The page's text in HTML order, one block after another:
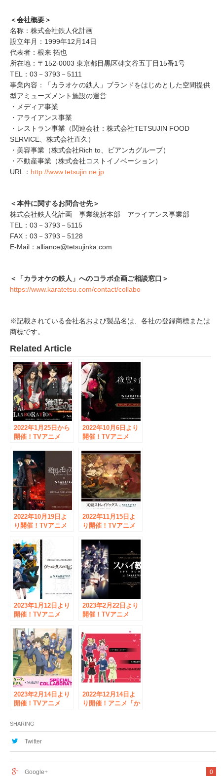
＜会社概要＞
名称：株式会社鉄人化計画
設立年月：1999年12月14日
代表者：根来 拓也
所在地：〒152-0003 東京都目黒区碑文谷五丁目15番1号
TEL：03－3793－5111
事業内容：「カラオケの鉄人」ブランドをはじめとした空間提供
型アミューズメント施設の運営
・メディア事業
・アライアンス事業
・レストラン事業（関連会社：株式会社TETSUJIN FOOD
SERVICE、株式会社直久）
・美容事業（株式会社Rich to、ビアンカグループ）
・不動産事業（株式会社コストイノベーション）
URL： http://www.tetsujin.ne.jp
＜本件に関するお問合せ先＞
株式会社鉄人化計画 事業統括本部 アライアンス事業部
TEL：03－3793－5115
FAX：03－3793－5128
E-Mail：alliance@tetsujinka.com
＜「カラオケの鉄人」へのコラボ企画ご相談窓口＞
https://www.karatetsu.com/contact/collabo
※記載されている会社名および製品名は、各社の登録商標または
商標です。
Related Article
2022年1月25日から
開催！TVアニメ
Final Season Part2
×「カラオケの鉄
人」コラボレーショ
ンキャンペーンのお
知らせ
2022年10月6日より
開催！TVアニメ
オケの鉄人コラボレ
ーションキャンペー
ン開催のお知らせ
2022年10月19日よ
り開催！TVアニメ
ィ』×カラオケの鉄
人コラボレーション
キャンペーン開催の
お知らせ
2022年11月15日よ
り開催！TVアニメ
グス』×カラオケの
鉄人コラボレーショ
ンキャンペーン開催
のお知らせ
2023年1月12日より
開催！TVアニメ
記」×カラオケの鉄
人コラボレーション
キャンペーン開催の
お知らせ
2023年2月22日より
開催！TVアニメ
ラオケの鉄人コラボ
レーションキャンペ
ーン開催のお知らせ
2023年2月14日より
開催！TVアニメ
瀞さん 2nd
Attack』×カラオケ
の鉄人コラボレーシ
2022年12月14日よ
り開催！アニメ「か
スは終わらない-」×
SHARING
Twitter
0
Google+